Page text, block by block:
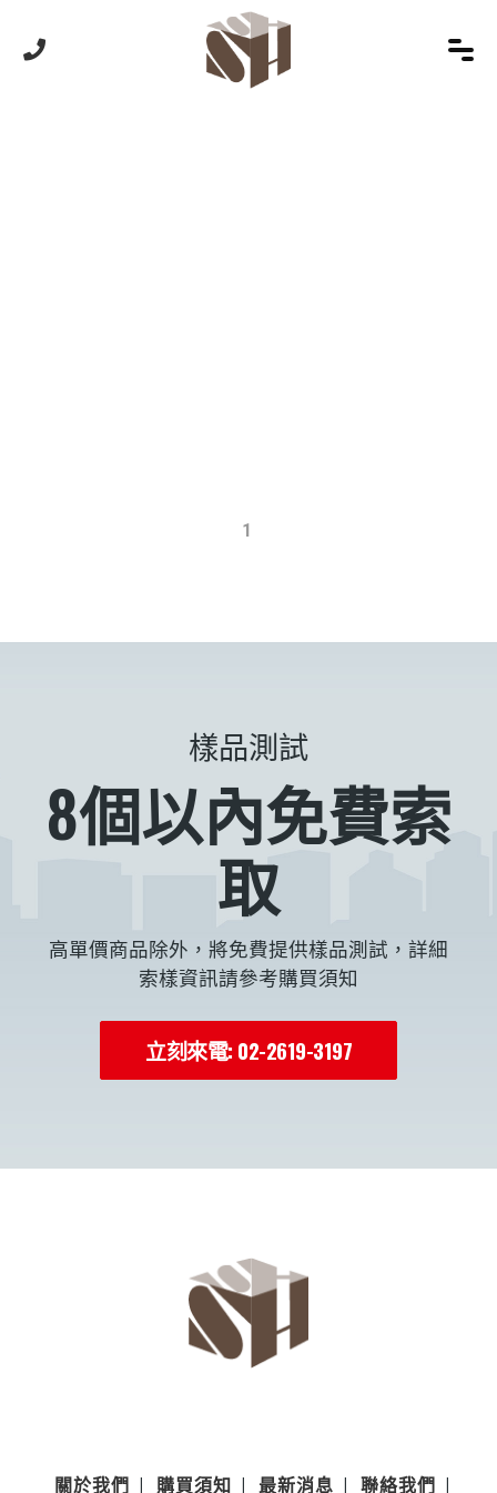
1
樣品測試
8個以內免費索
取
高單價商品除外，將免費提供樣品測試，詳細
索樣資訊請參考購買須知
立刻來電: 02-2619-3197
關於我們 購買須知 最新消息 聯絡我們